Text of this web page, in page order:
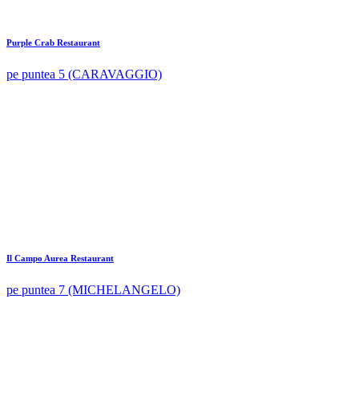
Purple Crab Restaurant
pe puntea 5 (CARAVAGGIO)
Il Campo Aurea Restaurant
pe puntea 7 (MICHELANGELO)